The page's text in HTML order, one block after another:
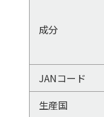
成分
JANコード
生産国